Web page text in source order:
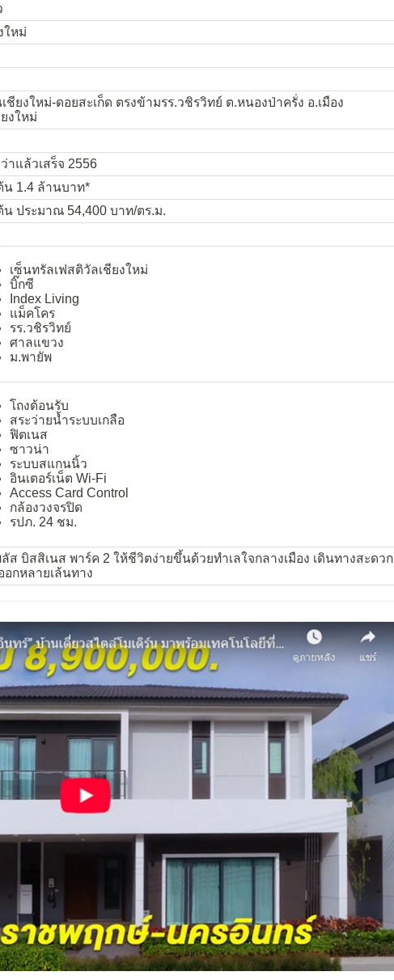
ใหม่
ชียงใหม่-ดอยสะเก็ด ตรงข้ามรร.วชิรวิทย์ ต.หนองป่าครั่ง อ.เมือง
งใหม่
าแล้วเสร็จ 2556
น 1.4 ล้านบาท*
น ประมาณ 54,400 บาท/ตร.ม.
เซ็นทรัลเฟสติวัลเชียงใหม่
บิ๊กซี
Index Living
แม็คโคร
รร.วชิรวิทย์
ศาลแขวง
ม.พายัพ
โถงต้อนรับ
สระว่ายน้ำระบบเกลือ
ฟิตเนส
ซาวน่า
ระบบสแกนนิ้ว
อินเตอร์เน็ต Wi-Fi
Access Card Control
กล้องวงจรปิด
รปภ. 24 ชม.
ส บิสสิเนส พาร์ค 2 ให้ชีวิตง่ายขึ้นด้วยทำเลใจกลางเมือง เดินทางสะดวก
อกหลายเล้นทาง